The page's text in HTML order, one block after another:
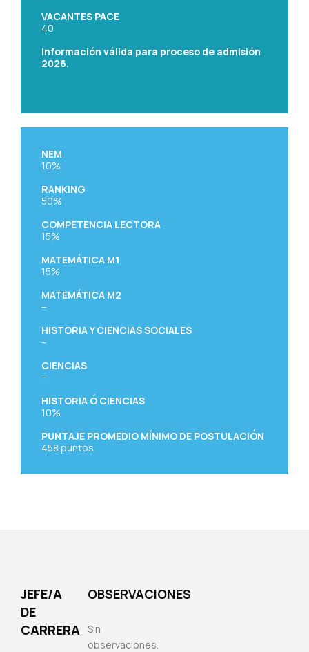
VACANTES PACE
40
Información válida para proceso de admisión
2026.
NEM
10%
RANKING
50%
COMPETENCIA LECTORA
15%
MATEMÁTICA M1
15%
MATEMÁTICA M2
–
HISTORIA Y CIENCIAS SOCIALES
–
CIENCIAS
–
HISTORIA Ó CIENCIAS
10%
PUNTAJE PROMEDIO MÍNIMO DE POSTULACIÓN
458 puntos
JEFE/A
DE
CARRERA
OBSERVACIONES
Sin
observaciones.